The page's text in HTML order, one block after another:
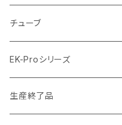
ラジエーターサイズ560mm
ブラック Black
ブラックニッケル BlackNickel
ゴールド Gold
クーラント
マウスパッド
ツール
チューブ
材質
ハード（PETG）
サイズ（OD:外径 / ID:内径）
EK-Proシリーズ
生産終了品